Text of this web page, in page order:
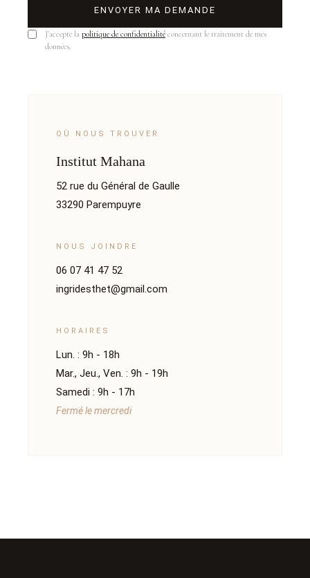
OÙ NOUS TROUVER
Institut Mahana
52 rue du Général de Gaulle
33290 Parempuyre
NOUS JOINDRE
06 07 41 47 52
ingridesthet@gmail.com
HORAIRES
Lun. : 9h - 18h
Mar., Jeu., Ven. : 9h - 19h
Samedi : 9h - 17h
Fermé le mercredi
ENVOYER MA DEMANDE
J'accepte la politique de confidentialité concernant le traitement de mes
données.